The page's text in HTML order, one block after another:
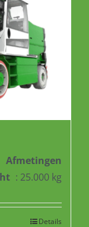
Afmetingen
: 25.000 kg
Details